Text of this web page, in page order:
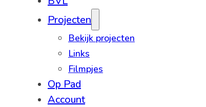
Projecten
Bekijk projecten
Links
Filmpjes
Op Pad
Account